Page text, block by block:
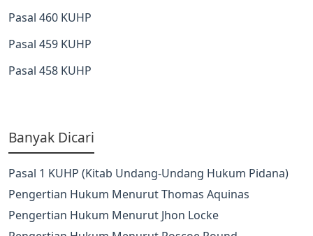
Pasal 460 KUHP
Pasal 459 KUHP
Pasal 458 KUHP
Banyak Dicari
Pasal 1 KUHP (Kitab Undang-Undang Hukum Pidana)
Pengertian Hukum Menurut Thomas Aquinas
Pengertian Hukum Menurut Jhon Locke